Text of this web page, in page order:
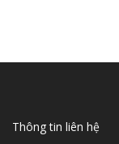
Thông tin liên hệ